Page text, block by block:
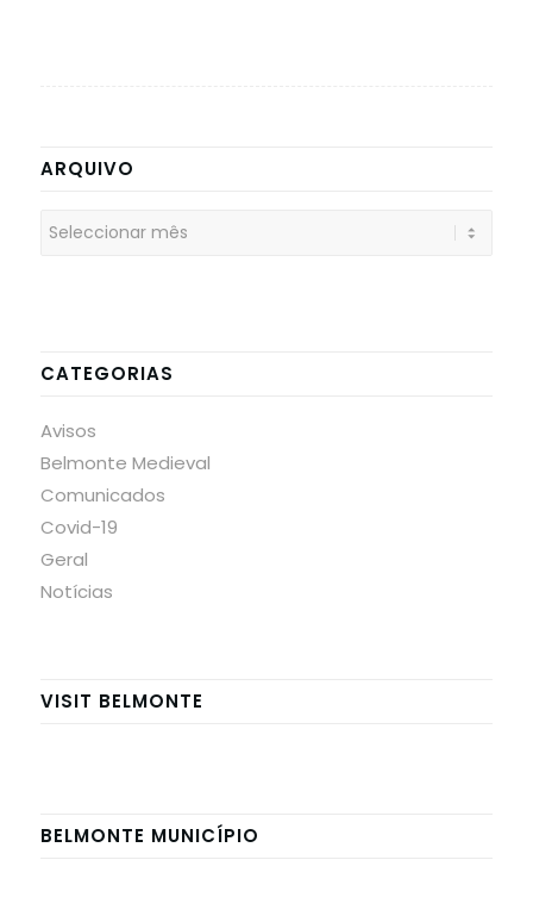
ARQUIVO
CATEGORIAS
Avisos
Belmonte Medieval
Comunicados
Covid-19
Geral
Notícias
VISIT BELMONTE
BELMONTE MUNICÍPIO